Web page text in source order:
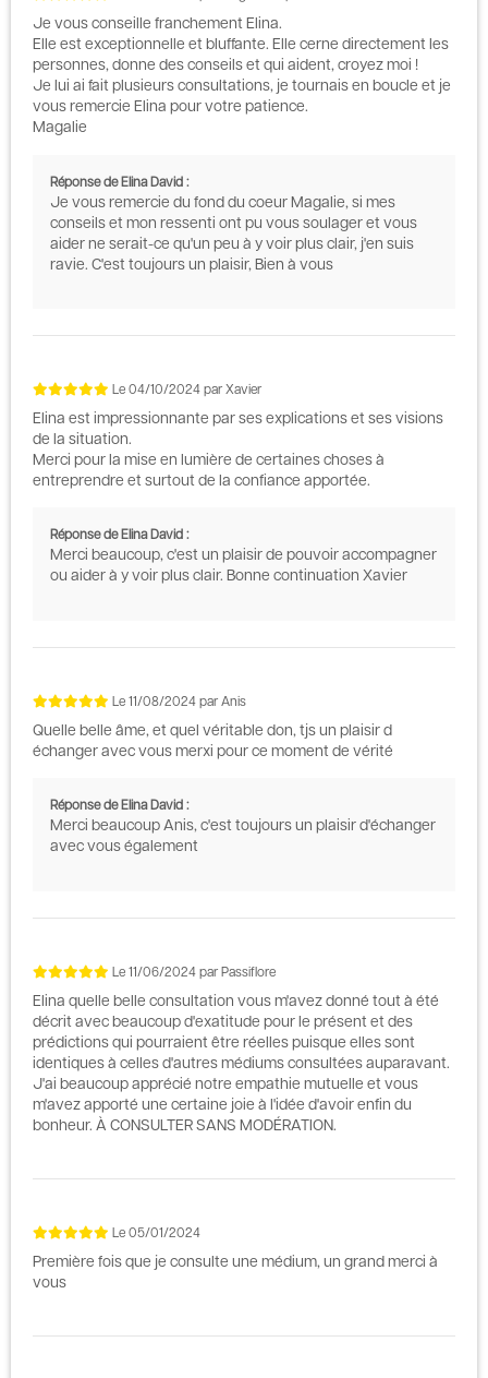
Je vous conseille franchement Elina.
Elle est exceptionnelle et bluffante. Elle cerne directement les
personnes, donne des conseils et qui aident, croyez moi !
Je lui ai fait plusieurs consultations, je tournais en boucle et je
vous remercie Elina pour votre patience.
Magalie
Réponse de Elina David :
Je vous remercie du fond du coeur Magalie, si mes
conseils et mon ressenti ont pu vous soulager et vous
aider ne serait-ce qu'un peu à y voir plus clair, j'en suis
ravie. C'est toujours un plaisir, Bien à vous
Le 04/10/2024 par Xavier
Elina est impressionnante par ses explications et ses visions
de la situation.
Merci pour la mise en lumière de certaines choses à
entreprendre et surtout de la confiance apportée.
Réponse de Elina David :
Merci beaucoup, c'est un plaisir de pouvoir accompagner
ou aider à y voir plus clair. Bonne continuation Xavier
Le 11/08/2024 par Anis
Quelle belle âme, et quel véritable don, tjs un plaisir d
échanger avec vous merxi pour ce moment de vérité
Réponse de Elina David :
Merci beaucoup Anis, c'est toujours un plaisir d'échanger
avec vous également
Le 11/06/2024 par Passiflore
Elina quelle belle consultation vous m'avez donné tout à été
décrit avec beaucoup d'exatitude pour le présent et des
prédictions qui pourraient être réelles puisque elles sont
identiques à celles d'autres médiums consultées auparavant.
J'ai beaucoup apprécié notre empathie mutuelle et vous
m'avez apporté une certaine joie à l'idée d'avoir enfin du
bonheur. À CONSULTER SANS MODÉRATION.
Le 05/01/2024
Première fois que je consulte une médium, un grand merci à
vous